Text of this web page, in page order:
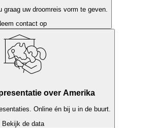
graag uw droomreis vorm te geven.
contact op
over Amerika
Online én bij u in de buurt.
Bekijk de data